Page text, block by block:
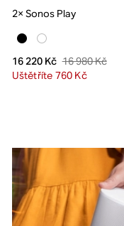
2× Sonos Play
16 220 Kč 16 980 Kč
Uštětříte 760 Kč